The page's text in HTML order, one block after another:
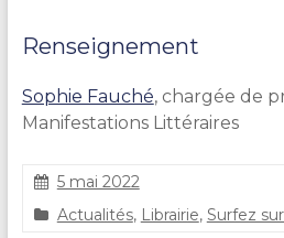
Renseignement
Sophie Fauché, chargée de
Manifestations Littéraires
S
t
5 mai 2022
Actualités, Librairie, Surfez